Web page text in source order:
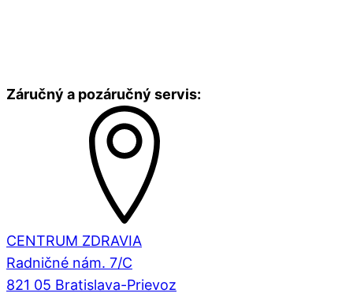
Záručný a pozáručný servis:
CENTRUM ZDRAVIA
Radničné nám. 7/C
821 05 Bratislava-Prievoz